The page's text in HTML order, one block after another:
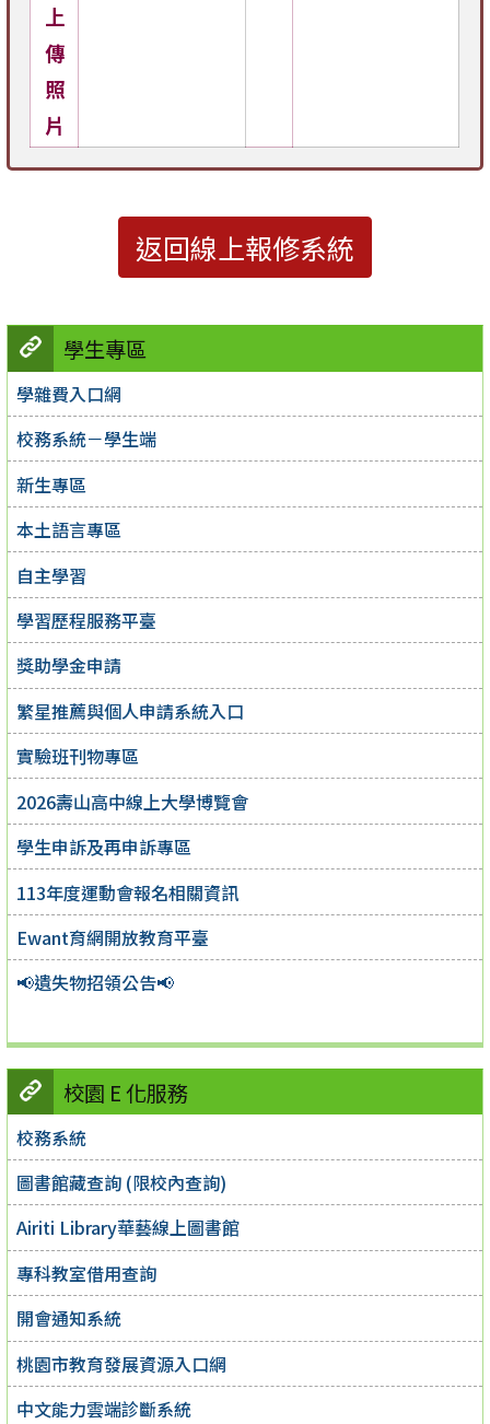
學生專區
學雜費入口網
校務系統－學生端
新生專區
本土語言專區
自主學習
學習歷程服務平臺
獎助學金申請
繁星推薦與個人申請系統入口
實驗班刊物專區
2026壽山高中線上大學博覽會
學生申訴及再申訴專區
113年度運動會報名相關資訊
Ewant育網開放教育平臺
📢遺失物招領公告📢
校園 E 化服務
校務系統
圖書館藏查詢 (限校內查詢)
Airiti Library華藝線上圖書館
專科教室借用查詢
開會通知系統
桃園市教育發展資源入口網
中文能力雲端診斷系統
上
傳
照
片
返回線上報修系統